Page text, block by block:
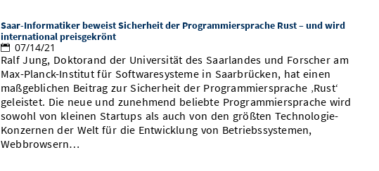
Saar-Informatiker beweist Sicherheit der Programmiersprache Rust – und wird
international preisgekrönt
07/14/21
Ralf Jung, Doktorand der Universität des Saarlandes und Forscher am
Max-Planck-Institut für Softwaresysteme in Saarbrücken, hat einen
maßgeblichen Beitrag zur Sicherheit der Programmiersprache ‚Rust‘
geleistet. Die neue und zunehmend beliebte Programmiersprache wird
sowohl von kleinen Startups als auch von den größten Technologie-
Konzernen der Welt für die Entwicklung von Betriebssystemen,
Webbrowsern…